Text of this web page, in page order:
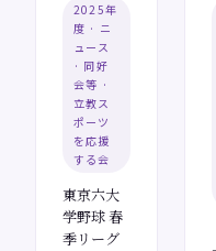
2025年
度 · ニ
ュース
· 同好
会等 ·
立教ス
ポーツ
を応援
する会
東京六大
学野球 春
季リーグ